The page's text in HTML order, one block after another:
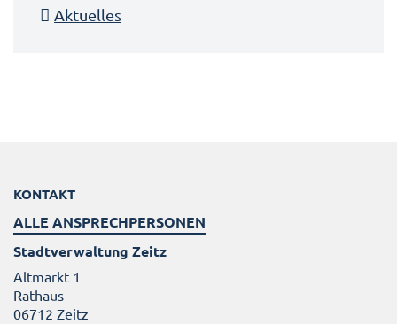
Aktuelles
KONTAKT
ALLE ANSPRECHPERSONEN
Stadtverwaltung Zeitz
Altmarkt 1
Rathaus
06712 Zeitz